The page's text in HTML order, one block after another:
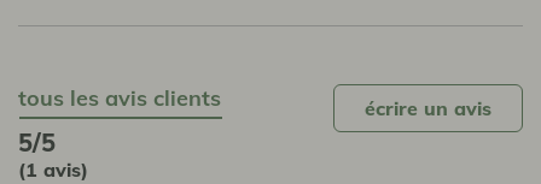
tous les avis clients
5/5
(1 avis)
écrire un avis